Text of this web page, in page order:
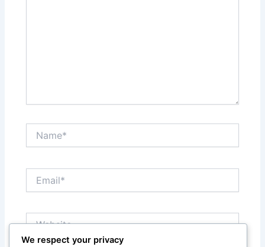
We respect your privacy